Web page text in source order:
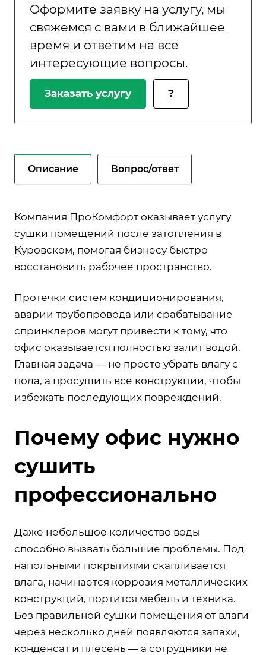
Оформите заявку на услугу, мы
свяжемся с вами в ближайшее
время и ответим на все
интересующие вопросы.
Заказать услугу ?
Описание Вопрос/ответ
Компания ПроКомфорт оказывает услугу
сушки помещений после затопления в
Куровском, помогая бизнесу быстро
восстановить рабочее пространство.
Протечки систем кондиционирования,
аварии трубопровода или срабатывание
спринклеров могут привести к тому, что
офис оказывается полностью залит водой.
Главная задача — не просто убрать влагу с
пола, а просушить все конструкции, чтобы
избежать последующих повреждений.
Почему офис нужно
сушить
профессионально
Даже небольшое количество воды
способно вызвать большие проблемы. Под
напольными покрытиями скапливается
влага, начинается коррозия металлических
конструкций, портится мебель и техника.
Без правильной сушки помещения от влаги
через несколько дней появляются запахи,
конденсат и плесень — а сотрудники не